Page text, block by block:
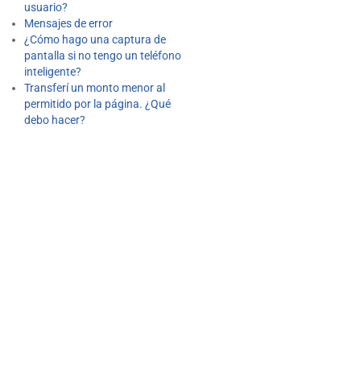
usuario?
Mensajes de error
¿Cómo hago una captura de
pantalla si no tengo un teléfono
inteligente?
Transferí un monto menor al
permitido por la página. ¿Qué
debo hacer?